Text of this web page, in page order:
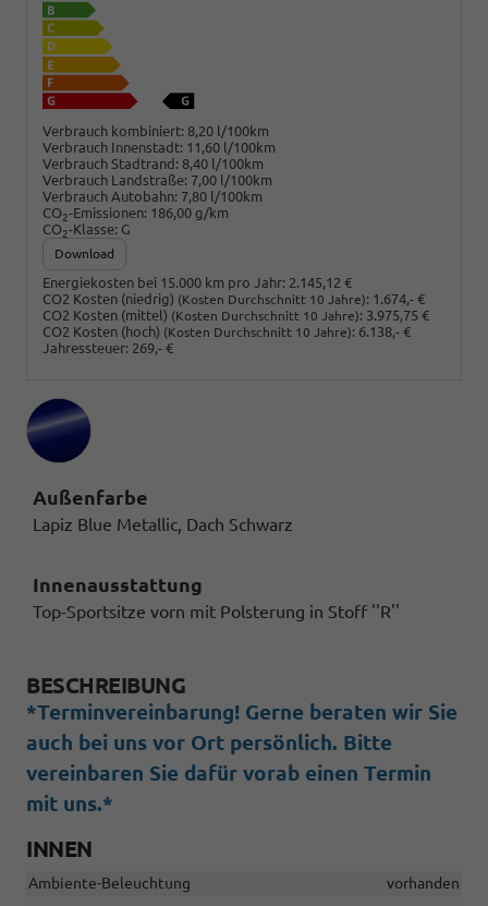
Verbrauch kombiniert: 8,20 l/100km
Verbrauch Innenstadt: 11,60 l/100km
Verbrauch Stadtrand: 8,40 l/100km
Verbrauch Landstraße: 7,00 l/100km
Verbrauch Autobahn: 7,80 l/100km
CO2-Emissionen: 186,00 g/km
CO2-Klasse: G
Download
Energiekosten bei 15.000 km pro Jahr: 2.145,12 €
CO2 Kosten (niedrig) (Kosten Durchschnitt 10 Jahre): 1.674,- €
CO2 Kosten (mittel) (Kosten Durchschnitt 10 Jahre): 3.975,75 €
CO2 Kosten (hoch) (Kosten Durchschnitt 10 Jahre): 6.138,- €
Jahressteuer: 269,- €
Außenfarbe
Lapiz Blue Metallic, Dach Schwarz
Innenausstattung
Top-Sportsitze vorn mit Polsterung in Stoff ''R''
BESCHREIBUNG
*Terminvereinbarung! Gerne beraten wir Sie
auch bei uns vor Ort persönlich. Bitte
vereinbaren Sie dafür vorab einen Termin
mit uns.*
INNEN
Ambiente-Beleuchtung
vorhanden